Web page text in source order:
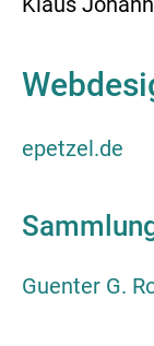
epetzel.de
Guenter G.